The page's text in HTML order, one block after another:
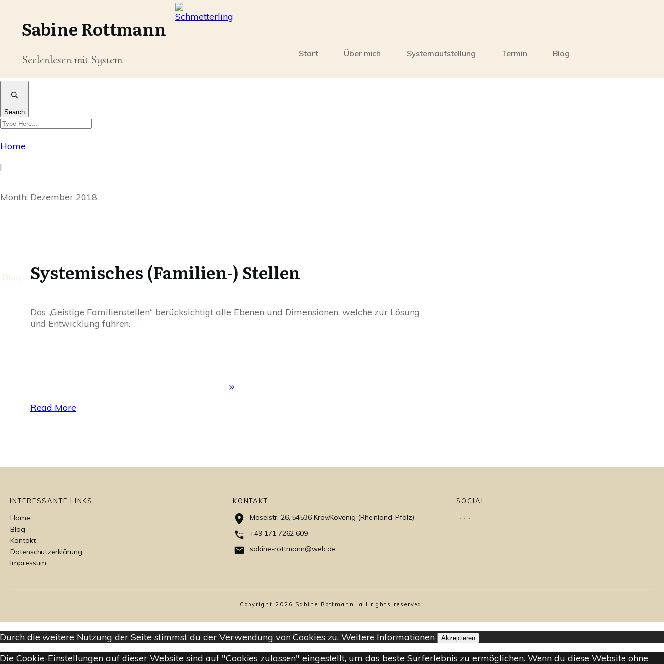
Start Über mich Systemaufstellung Termin Blog
Sabine Rottmann
Seelenlesen mit System
Search
Home
|
Month: Dezember 2018
Blog Systemisches (Familien-) Stellen
Das „Geistige Familienstellen“ berücksichtigt alle Ebenen und Dimensionen, welche zur Lösung
und Entwicklung führen. ...
Read More
INTERESSANTE LINKS
Home
Blog
Kontakt
Datenschutzerklärung
Impressum
KONTAKT
Moselstr. 26, 54536 Kröv/Kövenig (Rheinland-Pfalz)
+49 171 7262 609
sabine-rottmann@web.de
SOCIAL
Copyright 2026 Sabine Rottmann, all rights reserved.
Durch die weitere Nutzung der Seite stimmst du der Verwendung von Cookies zu. Weitere Informationen Akzeptieren
Die Cookie-Einstellungen auf dieser Website sind auf "Cookies zulassen" eingestellt, um das beste Surferlebnis zu ermöglichen. Wenn du diese Website ohne